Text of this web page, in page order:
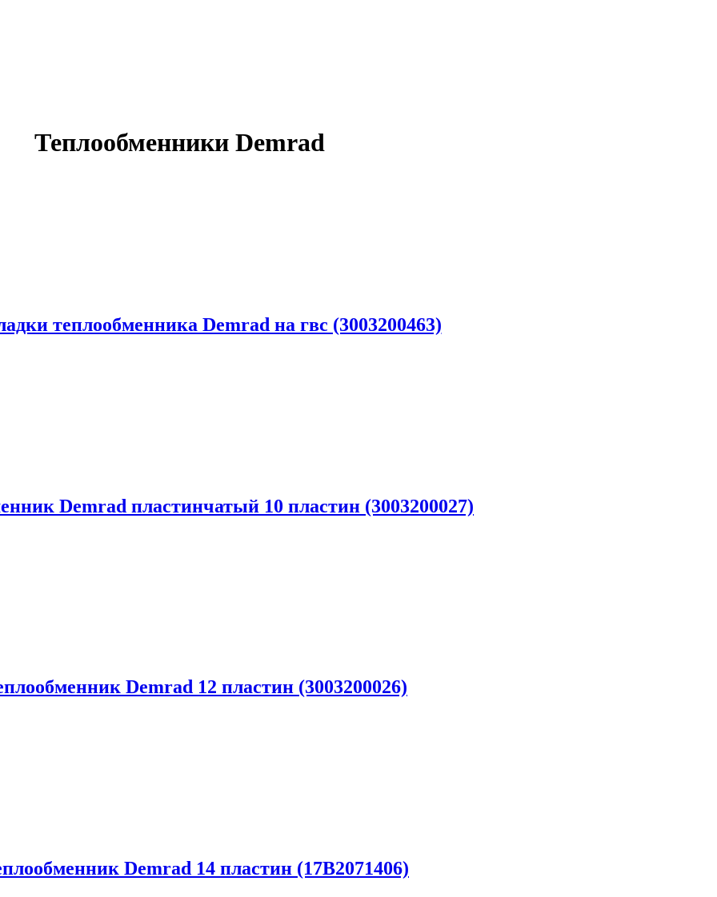
Теплообменники Demrad
теплообменника Demrad на гвс (3003200463)
Demrad пластинчатый 10 пластин (3003200027)
Demrad 12 пластин (3003200026)
Demrad 14 пластин (17B2071406)